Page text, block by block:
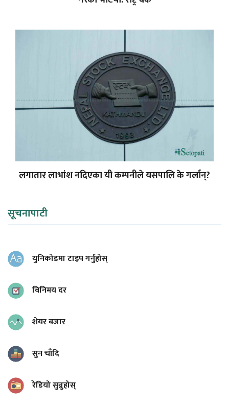
लगातार लाभांश नदिएका यी कम्पनीले यसपालि के गर्लान्?
सूचनापाटी
युनिकोडमा टाइप गर्नुहोस्
विनिमय दर
शेयर बजार
सुन चाँदि
रेडियो सुन्नुहोस्